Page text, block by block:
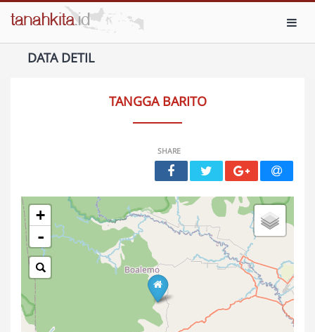
DATA DETIL
TANGGA BARITO
SHARE
+
-